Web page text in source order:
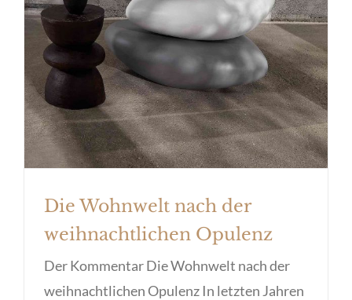
Die Wohnwelt nach der
weihnachtlichen Opulenz
Der Kommentar Die Wohnwelt nach der
weihnachtlichen Opulenz In letzten Jahren